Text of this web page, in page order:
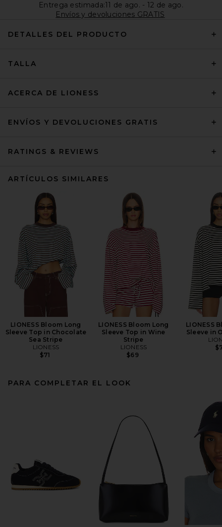
Entrega estimada:11 de ago. - 12 de ago.
Envíos y devoluciones GRATIS
DETALLES DEL PRODUCTO
TALLA
ACERCA DE LIONESS
ENVÍOS Y DEVOLUCIONES GRATIS
RATINGS & REVIEWS
ARTÍCULOS SIMILARES
LIONESS Bloom Long
Sleeve Top in Chocolate
Sea Stripe
LIONESS
$71
LIONESS Bloom Long
Sleeve Top in Wine
Stripe
LIONESS
$69
LIONESS
Sleeve in
PARA COMPLETAR EL LOOK